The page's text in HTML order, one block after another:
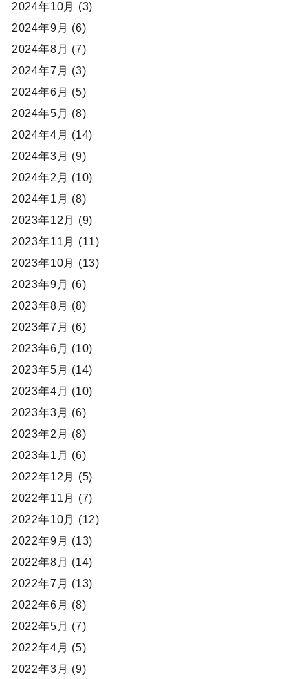
2024年10月 (3)
2024年9月 (6)
2024年8月 (7)
2024年7月 (3)
2024年6月 (5)
2024年5月 (8)
2024年4月 (14)
2024年3月 (9)
2024年2月 (10)
2024年1月 (8)
2023年12月 (9)
2023年11月 (11)
2023年10月 (13)
2023年9月 (6)
2023年8月 (8)
2023年7月 (6)
2023年6月 (10)
2023年5月 (14)
2023年4月 (10)
2023年3月 (6)
2023年2月 (8)
2023年1月 (6)
2022年12月 (5)
2022年11月 (7)
2022年10月 (12)
2022年9月 (13)
2022年8月 (14)
2022年7月 (13)
2022年6月 (8)
2022年5月 (7)
2022年4月 (5)
2022年3月 (9)